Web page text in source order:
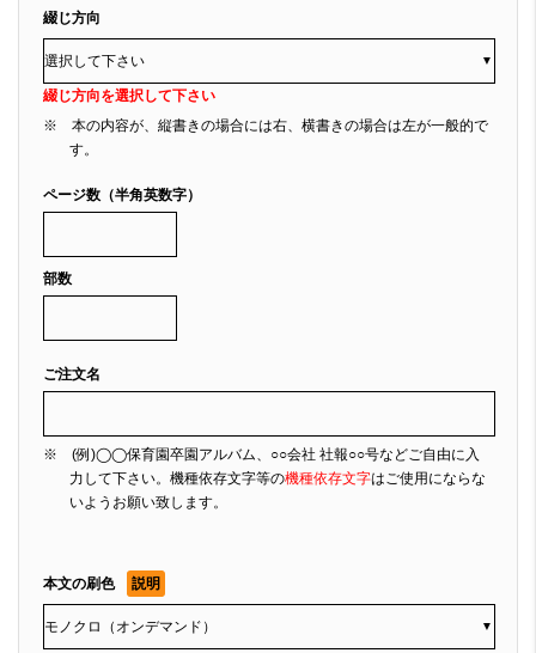
綴じ方向
▼
綴じ方向を選択して下さい
※ 本の内容が、縦書きの場合には右、横書きの場合は左が一般的で
す。
ページ数（半角英数字）
部数
ご注文名
※ (例)◯◯保育園卒園アルバム、○○会社 社報○○号などご自由に入
力して下さい。機種依存文字等の機種依存文字はご使用にならな
いようお願い致します。
本文の刷色 説明
▼